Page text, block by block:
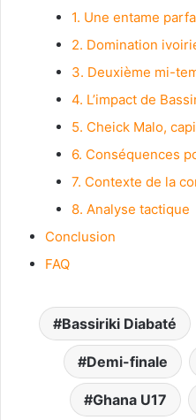
1. Une entame
2. Domination
3. Deuxième mi-
4. L’impact de
5. Cheick Malo,
6. Conséquences
7. Contexte de la
8. Analyse tactique
Conclusion
FAQ
Bassiriki Diabaté
Demi-finale
Ghana U17